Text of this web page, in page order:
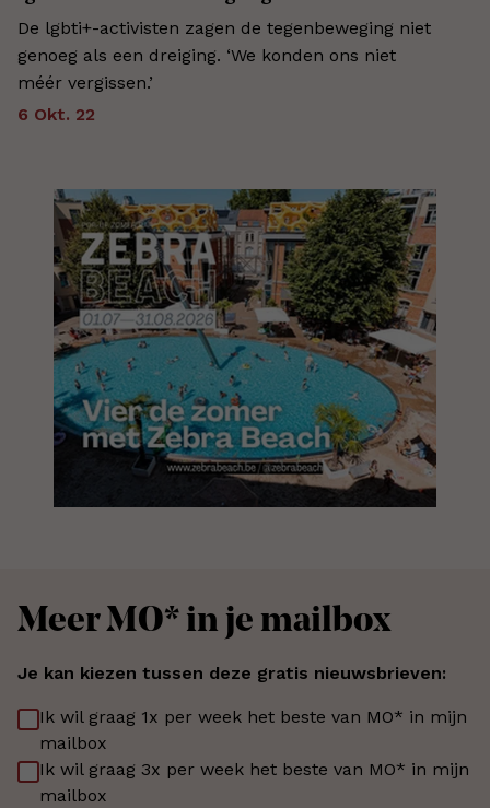
De lgbti+-activisten zagen de tegenbeweging niet
genoeg als een dreiging. ‘We konden ons niet
méér vergissen.’
6 Okt. 22
Meer MO* in je mailbox
Je kan kiezen tussen deze gratis nieuwsbrieven:
Ik wil graag 1x per week het beste van MO* in mijn
mailbox
Ik wil graag 3x per week het beste van MO* in mijn
mailbox